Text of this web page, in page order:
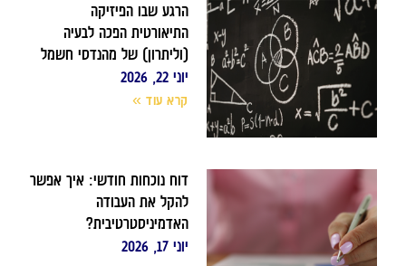
הרגע שבו הפיזיקה
התיאורטית הפכה לבעיה
(וליתרון) של מהנדסי חשמל
יוני 22, 2026
קרא עוד »
דוח נוכחות חודשי: איך אפשר
להקל את העבודה
האדמיניסטרטיבית?
יוני 17, 2026